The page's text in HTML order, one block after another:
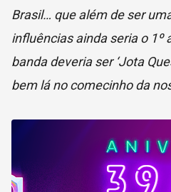
Brasil… que além de ser
influências ainda seria o 1º
banda deveria ser ‘Jota
bem lá no comecinho da